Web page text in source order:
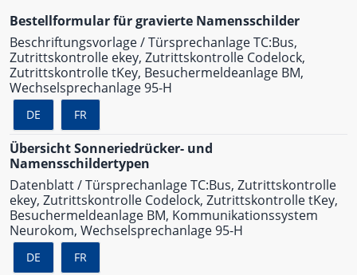
Bestellformular für gravierte Namensschilder
Beschriftungsvorlage / Türsprechanlage TC:Bus,
Zutrittskontrolle ekey, Zutrittskontrolle Codelock,
Zutrittskontrolle tKey, Besuchermeldeanlage BM,
Wechselsprechanlage 95-H
DE FR
Übersicht Sonneriedrücker- und
Namensschildertypen
Datenblatt / Türsprechanlage TC:Bus, Zutrittskontrolle
ekey, Zutrittskontrolle Codelock, Zutrittskontrolle tKey,
Besuchermeldeanlage BM, Kommunikationssystem
Neurokom, Wechselsprechanlage 95-H
DE FR